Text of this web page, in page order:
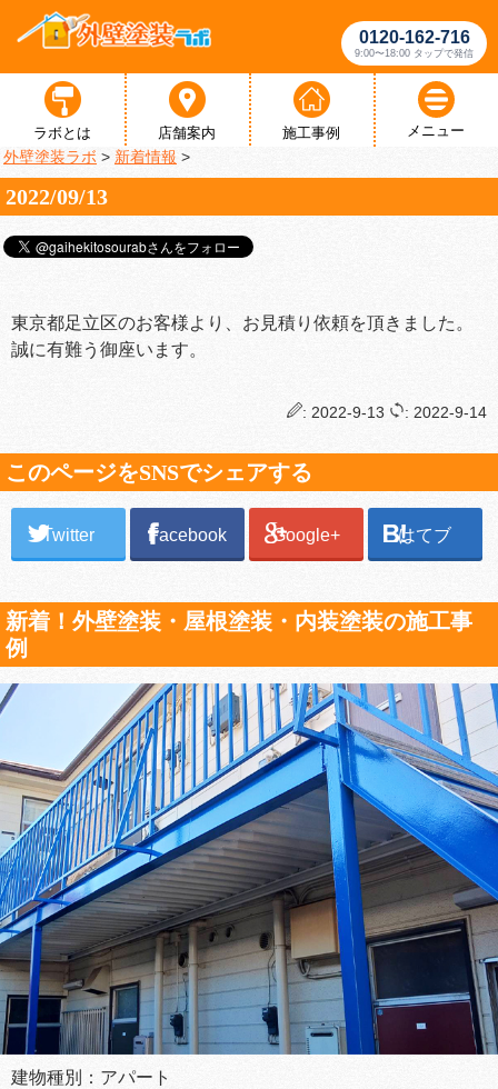
0120-162-716
9:00〜18:00 タップで発信
ラボとは 店舗案内 施工事例 メニュー
外壁塗装ラボ > 新着情報 >
2022/09/13
東京都足立区のお客様より、お見積り依頼を頂きました。
誠に有難う御座います。
: 2022-9-13 : 2022-9-14
このページをSNSでシェアする
Twitter Facebook Google+ はてブ
新着！外壁塗装・屋根塗装・内装塗装の施工事
例
建物種別：アパート